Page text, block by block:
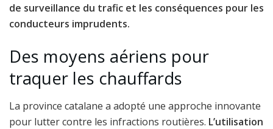
de surveillance du trafic et les conséquences pour les
conducteurs imprudents.
Des moyens aériens pour
traquer les chauffards
La province catalane a adopté une approche innovante
pour lutter contre les infractions routières. L’utilisation